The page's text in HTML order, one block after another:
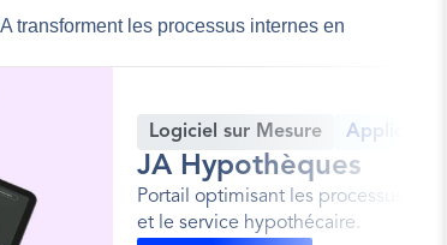
transforment les processus internes en
Logiciel sur Mesure
JA Hypothèques
Portail optimisant les processus des
et le service hypothécaire.